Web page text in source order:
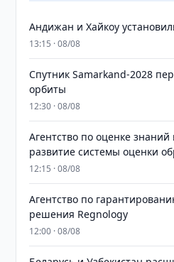
Андижан и Хайкоу
13:15 · 08/08
Спутник Samarkand-2028
орбиты
12:30 · 08/08
Агентство по оценке
развитие системы оценки
12:15 · 08/08
Агентство по
решения Regnology
12:00 · 08/08